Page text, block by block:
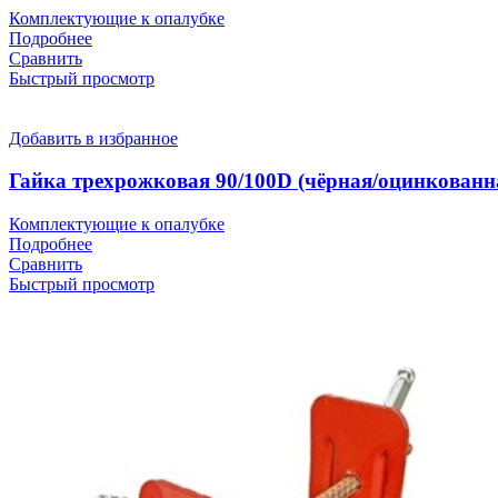
Комплектующие к опалубке
Подробнее
Сравнить
Быстрый просмотр
Добавить в избранное
Гайка трехрожковая 90/100D (чёрная/
Комплектующие к опалубке
Подробнее
Сравнить
Быстрый просмотр